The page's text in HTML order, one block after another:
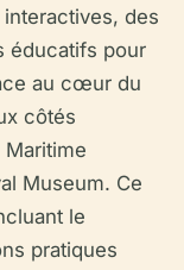
des
éducatifs pour
au cœur du
côtés
Museum. Ce
le
pratiques